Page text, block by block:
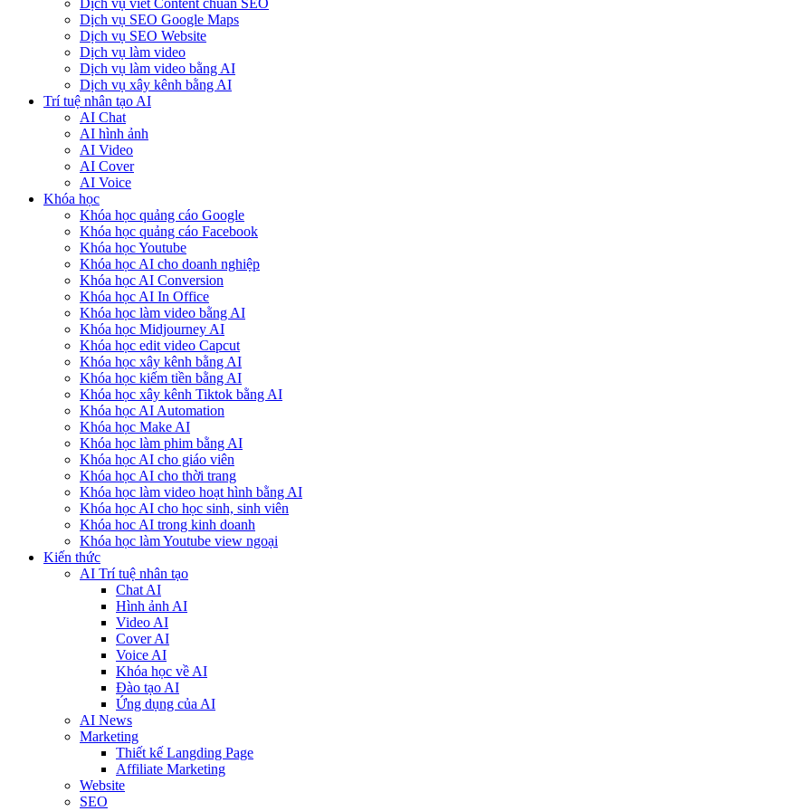
Dịch vụ viết Content chuẩn SEO
Dịch vụ SEO Google Maps
Dịch vụ SEO Website
Dịch vụ làm video
Dịch vụ làm video bằng AI
Dịch vụ xây kênh bằng AI
Trí tuệ nhân tạo AI
AI Chat
AI hình ảnh
AI Video
AI Cover
AI Voice
Khóa học
Khóa học quảng cáo Google
Khóa học quảng cáo Facebook
Khóa học Youtube
Khóa học AI cho doanh nghiệp
Khóa học AI Conversion
Khóa học AI In Office
Khóa học làm video bằng AI
Khóa học Midjourney AI
Khóa học edit video Capcut
Khóa học xây kênh bằng AI
Khóa học kiếm tiền bằng AI
Khóa học xây kênh Tiktok bằng AI
Khóa học AI Automation
Khóa học Make AI
Khóa học làm phim bằng AI
Khóa học AI cho giáo viên
Khóa học AI cho thời trang
Khóa học làm video hoạt hình bằng AI
Khóa học AI cho học sinh, sinh viên
Khóa hoc AI trong kinh doanh
Khóa học làm Youtube view ngoại
Kiến thức
AI Trí tuệ nhân tạo
Chat AI
Hình ảnh AI
Video AI
Cover AI
Voice AI
Khóa học về AI
Đào tạo AI
Ứng dụng của AI
AI News
Marketing
Thiết kế Langding Page
Affiliate Marketing
Website
SEO